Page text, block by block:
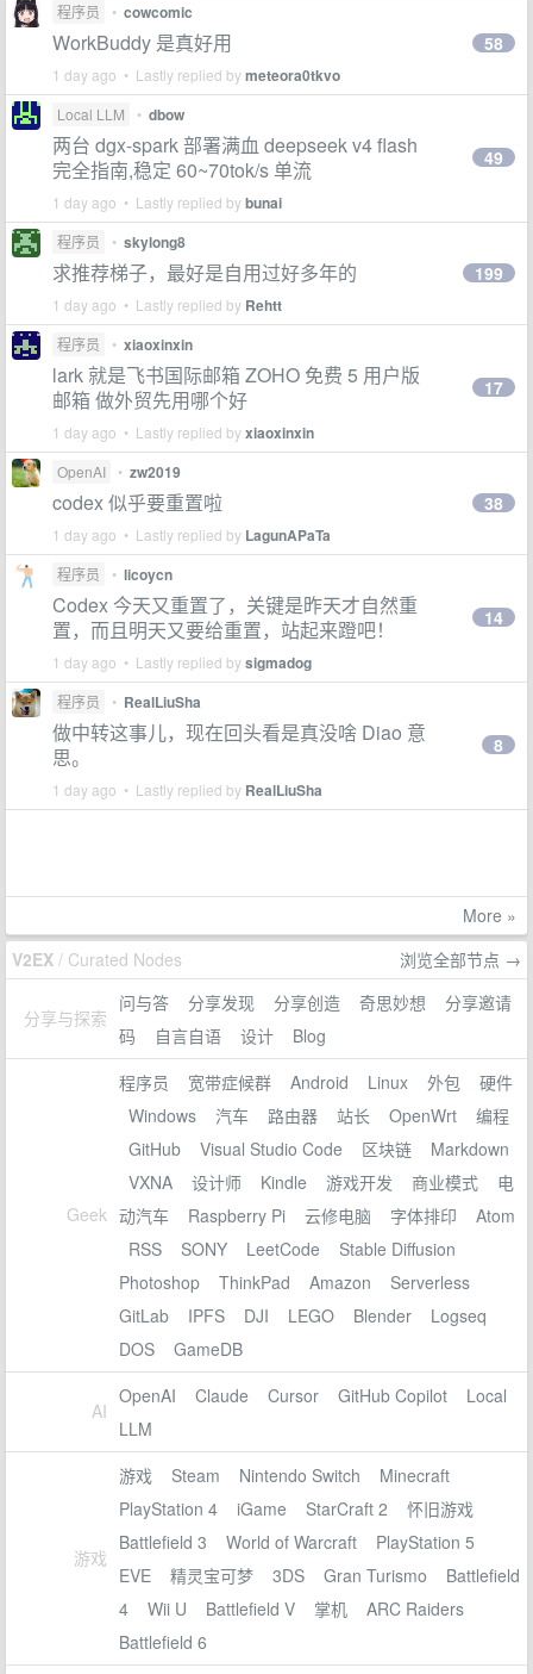
程序员 • cowcomic
WorkBuddy 是真好用
1 day ago • Lastly replied bymeteora0tkvo
58
Local LLM • dbow
两台 dgx-spark 部署满血 deepseek v4 flash
完全指南,稳定 60~70tok/s 单流
1 day ago • Lastly replied bybunai
49
程序员 • skylong8
求推荐梯子，最好是自用过好多年的
1 day ago • Lastly replied by Rehtt
199
程序员 • xiaoxinxin
lark 就是飞书国际邮箱 ZOHO 免费 5 用户版
邮箱 做外贸先用哪个好
1 day ago • Lastly replied byxiaoxinxin
17
OpenAI • zw2019
codex 似乎要重置啦
1 day ago • Lastly replied by LagunAPaTa
38
程序员 • licoycn
Codex 今天又重置了，关键是昨天才自然重
置，而且明天又要给重置，站起来蹬吧！
1 day ago • Lastly replied bysigmadog
14
程序员 • RealLiuSha
做中转这事儿，现在回头看是真没啥 Diao 意
思。
1 day ago • Lastly replied by RealLiuSha
8
More »
V2EX / Curated Nodes 浏览全部节点 →
分享与探索
问与答 分享发现 分享创造 奇思妙想
分享邀请
码
自言自语 设计 Blog
Geek
程序员 宽带症候群 Android Linux 外包
硬件
Windows
汽车 路由器 站长 OpenWrt
编程
GitHub
Visual Studio Code 区块链
Markdown
VXNA
设计师 Kindle 游戏开发 商业模式
电
动汽车
Raspberry Pi 云修电脑 字体排印
Atom
RSS
SONY LeetCode
Stable Diffusion
Photoshop
ThinkPad Amazon
Serverless
GitLab
IPFS DJI LEGO Blender
Logseq
DOS
GameDB
AI
OpenAI Claude Cursor GitHub Copilot
Local
LLM
游戏
游戏 Steam Nintendo Switch
Minecraft
PlayStation 4
iGame StarCraft 2
怀旧游戏
Battlefield 3
World of Warcraft
PlayStation 5
EVE
精灵宝可梦 3DS Gran Turismo
Battlefield
4
Wii U Battlefield V 掌机
ARC Raiders
Battlefield 6